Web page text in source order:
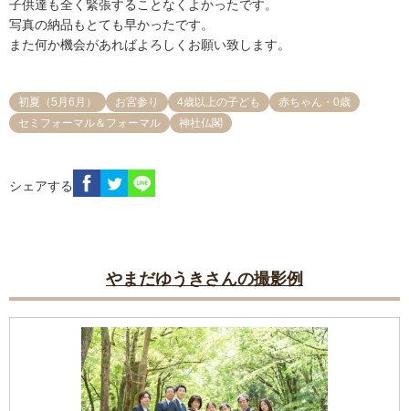
子供達も全く緊張することなくよかったです。
写真の納品もとても早かったです。
また何か機会があればよろしくお願い致します。
初夏（5月6月） お宮参り 4歳以上の子ども
赤ちゃん・0歳
セミフォーマル＆フォーマル
神社仏閣
シェアする
やまだゆうきさんの撮影例